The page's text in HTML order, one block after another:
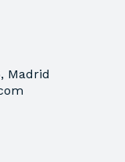
Madrid